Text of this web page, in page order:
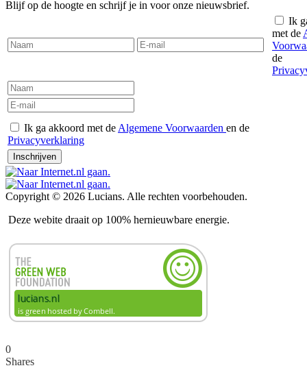
Blijf op de hoogte en schrijf je in voor onze nieuwsbrief.
Ik
met de
de
Ik ga akkoord met de Algemene Voorwaarden en de
Privacyverklaring
Inschrijven
Copyright © 2026 Lucians. Alle rechten voorbehouden.
Deze webite draait op 100% hernieuwbare energie.
0
Shares